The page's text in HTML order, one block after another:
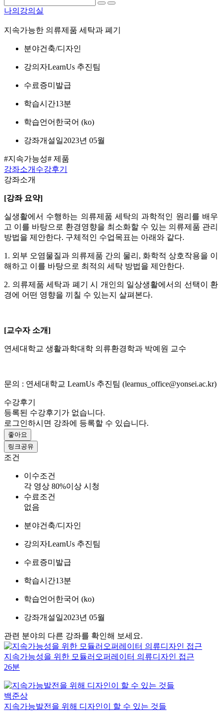
나의강의실
지속가능한 의류제품 세탁과 폐기
분야건축/디자인
강의자LearnUs 추진팀
수료증미발급
학습시간13분
학습언어 한국어 ‎(ko)‎
강좌개설일2023년 05월
#지속가능성# 제품
강좌소개 수강후기
강좌소개
[강좌 요약]
실생활에서 수행하는 의류제품 세탁의 과학적인 원리를 배우
고 이를 바탕으로 환경영향을 최소화할 수 있는 의류제품 관리
방법을 제안한다. 구체적인 수업목표는 아래와 같다.
1. 외부 오염물질과 의류제품 간의 물리, 화학적 상호작용을 이
해하고 이를 바탕으로 최적의 세탁 방법을 제안한다.
2. 의류제품 세탁과 폐기 시 개인의 일상생활에서의 선택이 환
경에 어떤 영향을 끼칠 수 있는지 살펴본다.
[교수자 소개]
연세대학교 생활과학대학 의류환경학과 박예원 교수
문의 : 연세대학교 LearnUs 추진팀 (learnus_office@yonsei.ac.kr)
수강후기
등록된 수강후기가 없습니다.
로그인하시면 강좌에 등록할 수 있습니다.
좋아요
링크공유
조건
이수조건
각 영상 80%이상 시청
수료조건
없음
분야건축/디자인
강의자LearnUs 추진팀
수료증미발급
학습시간13분
학습언어 한국어 ‎(ko)‎
강좌개설일2023년 05월
관련 분야의 다른 강좌를 확인해 보세요.
지속가능성을 위한 모듈러오퍼레이터 의류디자인 접근
26분
백준상
지속가능발전을 위해 디자인이 할 수 있는 것들